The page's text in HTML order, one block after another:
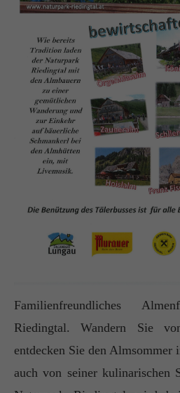
Familienfreundliches
Riedingtal. Wandern Sie
entdecken Sie den
auch von seiner kulinarischen